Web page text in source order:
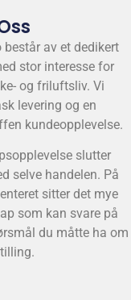
består av et dedikert
stor interesse for
og friluftsliv. Vi
levering og en
kundeopplevelse.
slutter
selve handelen. På
sitter det mye
som kan svare på
du måtte ha om